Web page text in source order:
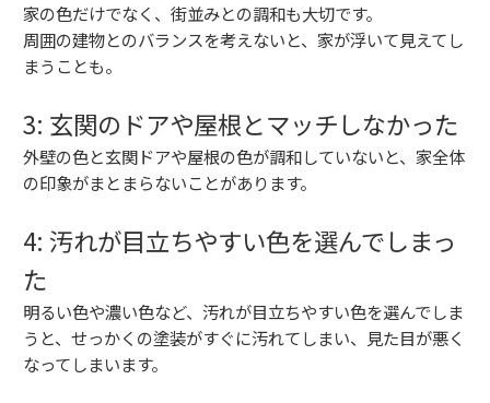
家の色だけでなく、街並みとの調和も大切です。
周囲の建物とのバランスを考えないと、家が浮いて見えてし
まうことも。
3: 玄関のドアや屋根とマッチしなかった
外壁の色と玄関ドアや屋根の色が調和していないと、家全体
の印象がまとまらないことがあります。
4: 汚れが目立ちやすい色を選んでしまっ
た
明るい色や濃い色など、汚れが目立ちやすい色を選んでしま
うと、せっかくの塗装がすぐに汚れてしまい、見た目が悪く
なってしまいます。